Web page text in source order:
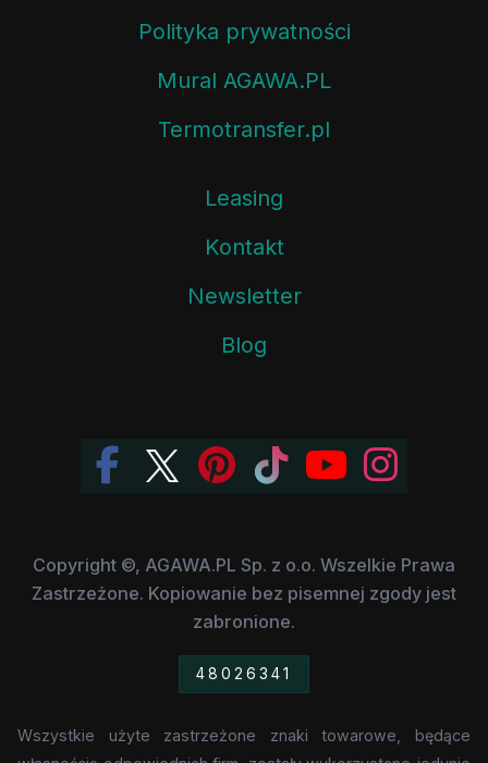
Polityka prywatności
Mural AGAWA.PL
Termotransfer.pl
Leasing
Kontakt
Newsletter
Blog
Copyright ©, AGAWA.PL Sp. z o.o. Wszelkie Prawa
Zastrzeżone. Kopiowanie bez pisemnej zgody jest
zabronione.
48026341
Wszystkie użyte zastrzeżone znaki towarowe, będące